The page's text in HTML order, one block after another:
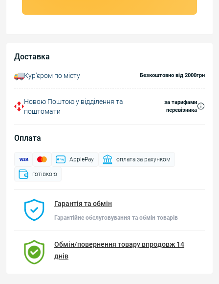
Доставка
Курʼєром по місту Безкоштовно від 2000грн
Новою Поштою у відділення та
поштомати
за тарифами
перевізника
Оплата
ApplePay оплата за рахунком
готівкою
Гарантія та обмін
Гарантійне обслуговування та обмін товарів
Обмін/повернення товару впродовж 14
днів